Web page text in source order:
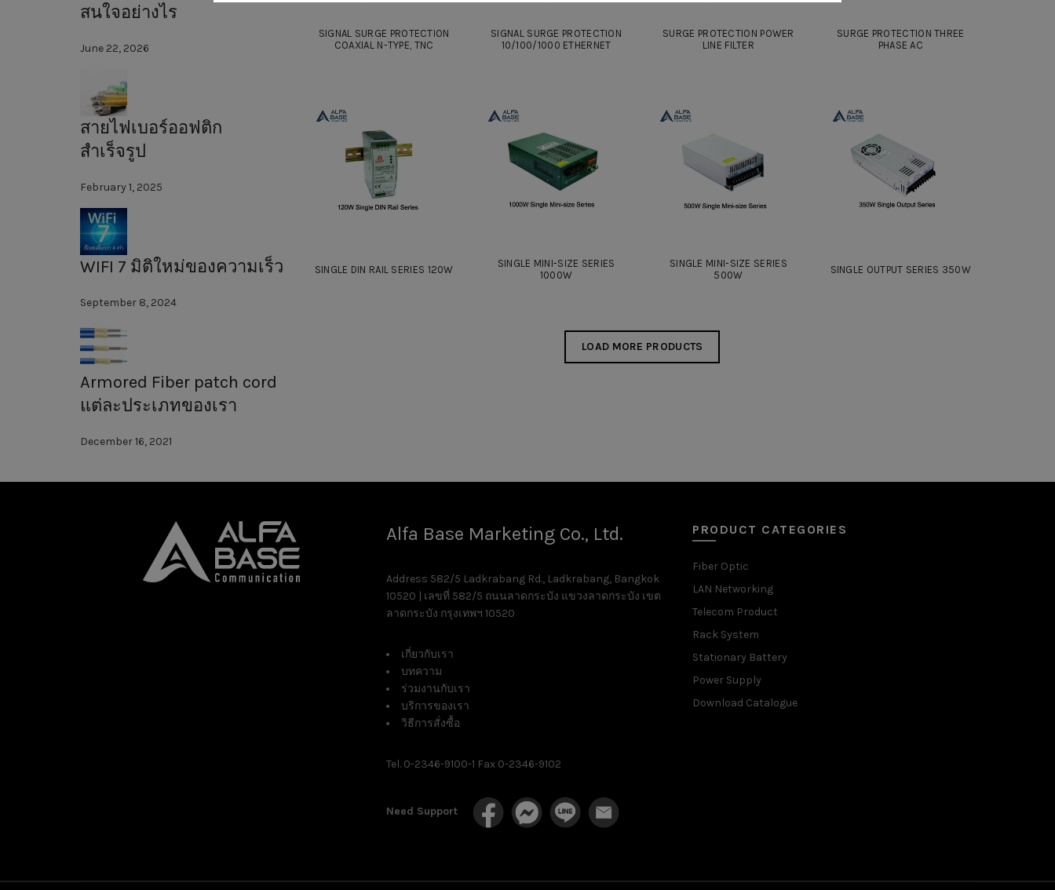
SIGNAL SURGE PROTECTION
COAXIAL N-TYPE, TNC
SIGNAL SURGE PROTECTION
10/100/1000 ETHERNET
SURGE PROTECTION POWER
LINE FILTER
SURGE PROTECTION THREE
PHASE AC
SINGLE DIN RAIL SERIES 120W
SINGLE MINI-SIZE SERIES
1000W
SINGLE MINI-SIZE SERIES
500W
SINGLE OUTPUT SERIES 350W
LOAD MORE PRODUCTS
สนใจอย่างไร
June 22, 2026
สายไฟเบอร์ออฟติก
สำเร็จรูป
February 1, 2025
WIFI 7 มิติใหม่ของความเร็ว
September 8, 2024
Armored Fiber patch cord
แต่ละประเภทของเรา
December 16, 2021
Alfa Base Marketing Co., Ltd.
Address 582/5 Ladkrabang Rd., Ladkrabang, Bangkok
10520 | เลขที่ 582/5 ถนนลาดกระบัง แขวงลาดกระบัง เขต
ลาดกระบัง กรุงเทพฯ 10520
เกี่ยวกับเรา
บทความ
ร่วมงานกับเรา
บริการของเรา
วิธีการสั่งซื้อ
Tel. 0-2346-9100-1 Fax 0-2346-9102
Need Support
PRODUCT CATEGORIES
Fiber Optic
LAN Networking
Telecom Product
Rack System
Stationary Battery
Power Supply
Download Catalogue